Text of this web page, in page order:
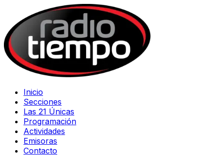
Inicio
Secciones
Las 21 Únicas
Programación
Actividades
Emisoras
Contacto